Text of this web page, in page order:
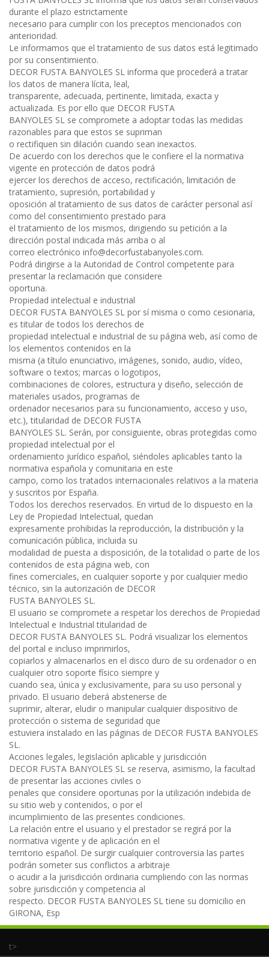
durante el plazo estrictamente
necesario para cumplir con los preceptos mencionados con
anterioridad.
Le informamos que el tratamiento de sus datos está legitimado
por su consentimiento.
DECOR FUSTA BANYOLES SL informa que procederá a tratar
los datos de manera lícita, leal,
transparente, adecuada, pertinente, limitada, exacta y
actualizada. Es por ello que DECOR FUSTA
BANYOLES SL se compromete a adoptar todas las medidas
razonables para que estos se supriman
o rectifiquen sin dilación cuando sean inexactos.
De acuerdo con los derechos que le confiere el la normativa
vigente en protección de datos podrá
ejercer los derechos de acceso, rectificación, limitación de
tratamiento, supresión, portabilidad y
oposición al tratamiento de sus datos de carácter personal así
como del consentimiento prestado para
el tratamiento de los mismos, dirigiendo su petición a la
dirección postal indicada más arriba o al
correo electrónico info@decorfustabanyoles.com.
Podrá dirigirse a la Autoridad de Control competente para
presentar la reclamación que considere
oportuna.
Propiedad intelectual e industrial
DECOR FUSTA BANYOLES SL por sí misma o como cesionaria,
es titular de todos los derechos de
propiedad intelectual e industrial de su página web, así como de
los elementos contenidos en la
misma (a título enunciativo, imágenes, sonido, audio, vídeo,
software o textos; marcas o logotipos,
combinaciones de colores, estructura y diseño, selección de
materiales usados, programas de
ordenador necesarios para su funcionamiento, acceso y uso,
etc.), titularidad de DECOR FUSTA
BANYOLES SL. Serán, por consiguiente, obras protegidas como
propiedad intelectual por el
ordenamiento jurídico español, siéndoles aplicables tanto la
normativa española y comunitaria en este
campo, como los tratados internacionales relativos a la materia
y suscritos por España.
Todos los derechos reservados. En virtud de lo dispuesto en la
Ley de Propiedad Intelectual, quedan
expresamente prohibidas la reproducción, la distribución y la
comunicación pública, incluida su
modalidad de puesta a disposición, de la totalidad o parte de los
contenidos de esta página web, con
fines comerciales, en cualquier soporte y por cualquier medio
técnico, sin la autorización de DECOR
FUSTA BANYOLES SL.
El usuario se compromete a respetar los derechos de Propiedad
Intelectual e Industrial titularidad de
DECOR FUSTA BANYOLES SL. Podrá visualizar los elementos
del portal e incluso imprimirlos,
copiarlos y almacenarlos en el disco duro de su ordenador o en
cualquier otro soporte físico siempre y
cuando sea, única y exclusivamente, para su uso personal y
privado. El usuario deberá abstenerse de
suprimir, alterar, eludir o manipular cualquier dispositivo de
protección o sistema de seguridad que
estuviera instalado en las páginas de DECOR FUSTA BANYOLES
SL.
Acciones legales, legislación aplicable y jurisdicción
DECOR FUSTA BANYOLES SL se reserva, asimismo, la facultad
de presentar las acciones civiles o
penales que considere oportunas por la utilización indebida de
su sitio web y contenidos, o por el
incumplimiento de las presentes condiciones.
La relación entre el usuario y el prestador se regirá por la
normativa vigente y de aplicación en el
territorio español. De surgir cualquier controversia las partes
podrán someter sus conflictos a arbitraje
o acudir a la jurisdicción ordinaria cumpliendo con las normas
sobre jurisdicción y competencia al
respecto. DECOR FUSTA BANYOLES SL tiene su domicilio en
GIRONA, Esp
t>